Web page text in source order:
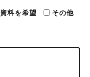
資料を希望 その他